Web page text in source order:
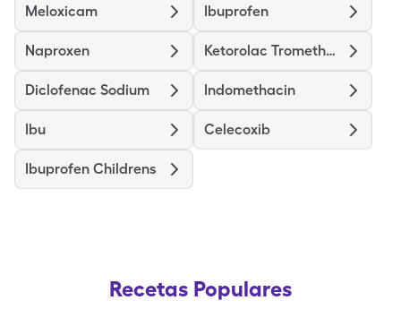
Meloxicam Ibuprofen
Naproxen Ketorolac Tromethamine
Diclofenac Sodium Indomethacin
Ibu Celecoxib
Ibuprofen Childrens
Recetas Populares